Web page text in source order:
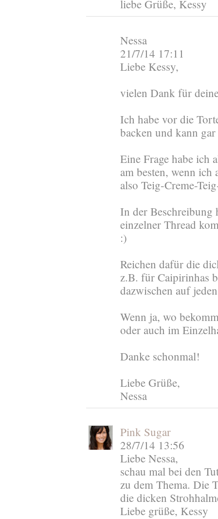
liebe Grüße, Kessy
Nessa
21/7/14 17:11
Liebe Kessy,
vielen Dank für
Ich habe vor die
backen und kann
Eine Frage habe ich
am besten, wenn ich
also Teig-Creme-
In der Beschreibung
einzelner Thread
:)
Reichen dafür die
z.B. für Caipirinhas
dazwischen auf
Wenn ja, wo
oder auch im
Danke schonmal!
Liebe Grüße,
Nessa
Pink Sugar
28/7/14 13:56
Liebe Nessa,
schau mal bei den
zu dem Thema. Die
die dicken
Liebe grüße, Kessy